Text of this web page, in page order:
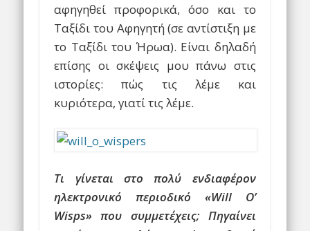
αφηγηθεί προφορικά, όσο και το
Ταξίδι του Αφηγητή (σε αντίστιξη με
το Ταξίδι του Ήρωα). Είναι δηλαδή
επίσης οι σκέψεις μου πάνω στις
ιστορίες: πώς τις λέμε και
κυριότερα, γιατί τις λέμε.
Τι γίνεται στο πολύ ενδιαφέρον
ηλεκτρονικό περιοδικό «Will O’
Wisps» που συμμετέχεις; Πηγαίνει